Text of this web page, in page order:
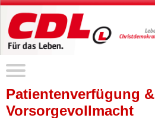
Patientenverfügung &
Vorsorgevollmacht